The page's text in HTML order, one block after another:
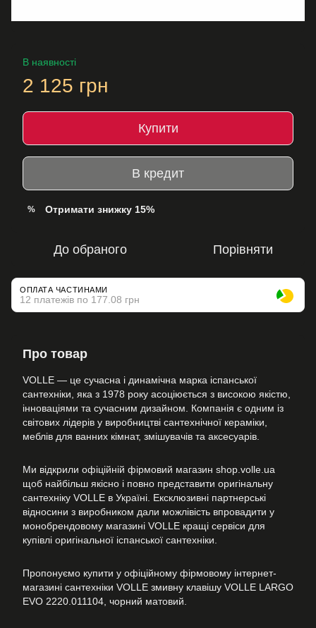
В наявності
2 125 грн
Купити
В кредит
% Отримати знижку 15%
До обраного Порівняти
ОПЛАТА ЧАСТИНАМИ
12 платежів по 177.08 грн
Про товар
VOLLE — це сучасна і динамічна марка іспанської
сантехніки, яка з 1978 року асоціюється з високою якістю,
інноваціями та сучасним дизайном. Компанія є одним із
світових лідерів у виробництві сантехнічної кераміки,
меблів для ванних кімнат, змішувачів та аксесуарів.
Ми відкрили офіційній фірмовий магазин shop.volle.ua
щоб найбільш якісно і повно представити оригінальну
сантехніку VOLLE в Україні. Ексклюзивні партнерські
відносини з виробником дали можлівість впровадити у
монобрендовому магазині VOLLE кращі сервіси для
купівлі оригінальної іспанської сантехніки.
Пропонуємо купити у офіційному фірмовому інтернет-
магазині сантехніки VOLLE змивну клавішу VOLLE LARGO
EVO 2220.011104, чорний матовий.